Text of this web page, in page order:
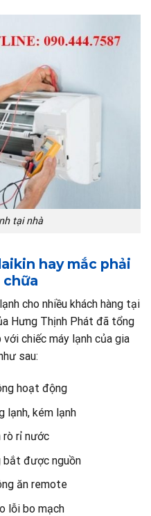
tại nhà
hay mắc phải
chữa
cho nhiều khách hàng tại
Hưng Thịnh Phát đã tổng
chiếc máy lạnh của gia
sau:
hoạt động
lạnh, kém lạnh
rò rỉ nước
bắt được nguồn
ăn remote
lỗi bo mạch